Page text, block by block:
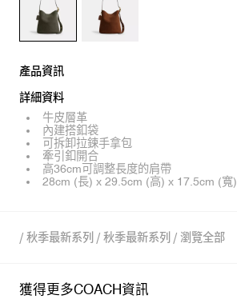
產品資訊
詳細資料
牛皮層革
內建搭釦袋
可拆卸拉鍊手拿包
牽引釦開合
高36cm可調整長度的肩帶
28cm (長) x 29.5cm (高) x 17.5cm (寬)
/ 秋季最新系列 / 秋季最新系列 / 瀏覽全部
獲得更多COACH資訊